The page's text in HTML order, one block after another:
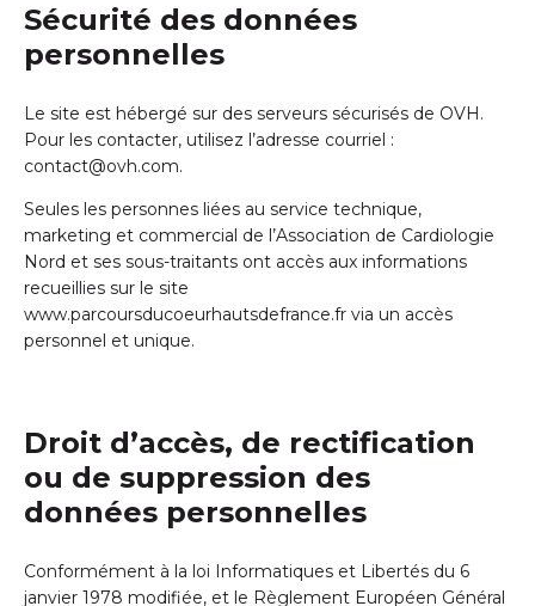
Sécurité des données
personnelles
Le site est hébergé sur des serveurs sécurisés de OVH.
Pour les contacter, utilisez l’adresse courriel :
contact@ovh.com.
Seules les personnes liées au service technique,
marketing et commercial de l’Association de Cardiologie
Nord et ses sous-traitants ont accès aux informations
recueillies sur le site
www.parcoursducoeurhautsdefrance.fr via un accès
personnel et unique.
Droit d’accès, de rectification
ou de suppression des
données personnelles
Conformément à la loi Informatiques et Libertés du 6
janvier 1978 modifiée, et le Règlement Européen Général